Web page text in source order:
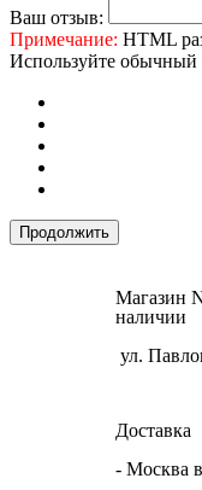
Ваш отзыв:
Примечание: HTML
Используйте обычный
Продолжить
Магазин
наличии
ул.
Доставка
- Москва